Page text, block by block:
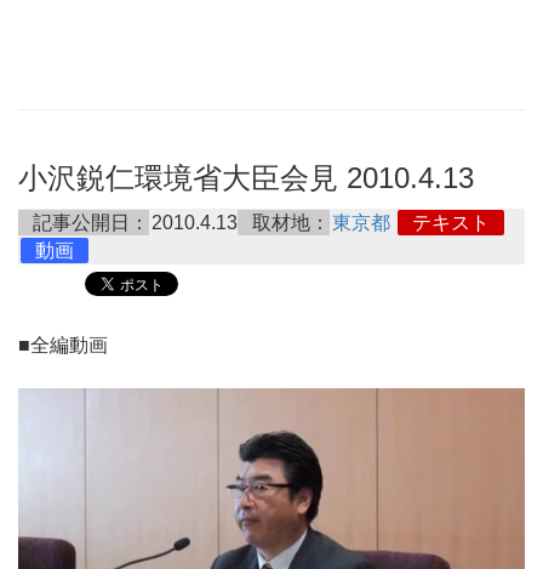
小沢鋭仁環境省大臣会見 2010.4.13
記事公開日： 2010.4.13 取材地： 東京都
テキスト
動画
■全編動画